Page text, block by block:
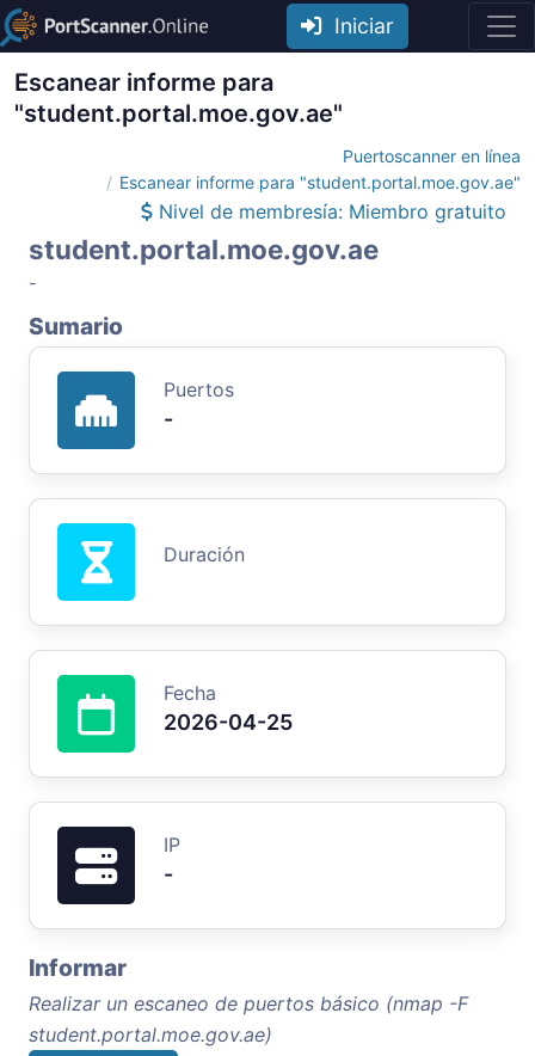
Iniciar
Escanear informe para
"student.portal.moe.gov.ae"
Puertoscanner en línea
Escanear informe para "student.portal.moe.gov.ae"
Nivel de membresía: Miembro gratuito
student.portal.moe.gov.ae
-
Sumario
Puertos
-
Duración
Fecha
2026-04-25
IP
-
Informar
Realizar un escaneo de puertos básico (nmap -F
student.portal.moe.gov.ae)